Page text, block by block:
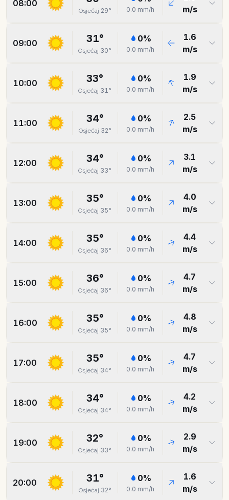
08:00
Osjećaj 29° 0.0 mm/h
m/s
09:00 31°
Osjećaj 30°
0%
0.0 mm/h
1.6
m/s
10:00 33°
Osjećaj 31°
0%
0.0 mm/h
1.9
m/s
11:00 34°
Osjećaj 32°
0%
0.0 mm/h
2.5
m/s
12:00 34°
Osjećaj 33°
0%
0.0 mm/h
3.1
m/s
13:00 35°
Osjećaj 35°
0%
0.0 mm/h
4.0
m/s
14:00 35°
Osjećaj 36°
0%
0.0 mm/h
4.4
m/s
15:00 36°
Osjećaj 36°
0%
0.0 mm/h
4.7
m/s
16:00 35°
Osjećaj 35°
0%
0.0 mm/h
4.8
m/s
17:00 35°
Osjećaj 34°
0%
0.0 mm/h
4.7
m/s
18:00 34°
Osjećaj 34°
0%
0.0 mm/h
4.2
m/s
19:00 32°
Osjećaj 33°
0%
0.0 mm/h
2.9
m/s
20:00 31°
Osjećaj 32°
0%
0.0 mm/h
1.6
m/s